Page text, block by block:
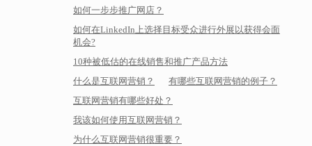
如何一步步推广网店？
如何在LinkedIn上选择目标受众进行外展以获得会面
机会?
10种被低估的在线销售和推广产品方法
什么是互联网营销？
有哪些互联网营销的例子？
互联网营销有哪些好处？
我该如何使用互联网营销？
为什么互联网营销很重要？